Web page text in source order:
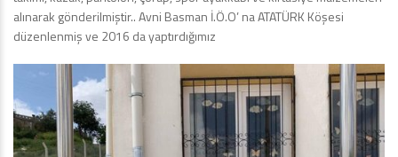
alınarak gönderilmiştir.. Avni Basman İ.Ö.O’ na ATATÜRK Köşesi
düzenlenmiş ve 2016 da yaptırdığımız